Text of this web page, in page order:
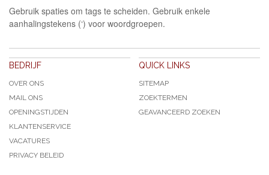
Gebruik spaties om tags te scheiden. Gebruik enkele
aanhalingstekens (‘) voor woordgroepen.
BEDRIJF
OVER ONS
MAIL ONS
OPENINGSTIJDEN
KLANTENSERVICE
VACATURES
PRIVACY BELEID
QUICK LINKS
SITEMAP
ZOEKTERMEN
GEAVANCEERD ZOEKEN